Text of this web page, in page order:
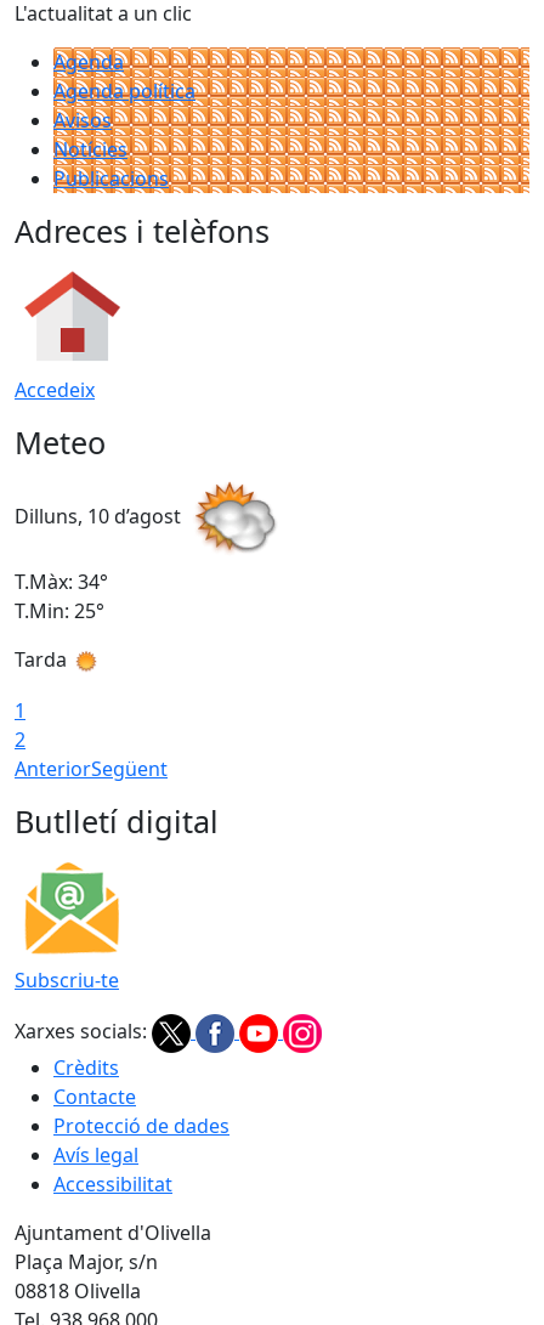
L'actualitat a un clic
Agenda
Agenda política
Avisos
Notícies
Publicacions
Adreces i telèfons
Accedeix
Meteo
Dilluns, 10 d’agost
T.Màx: 34°
T.Min: 25°
Tarda
1
2
AnteriorSegüent
Butlletí digital
Subscriu-te
Xarxes socials:
Crèdits
Contacte
Protecció de dades
Avís legal
Accessibilitat
Ajuntament d'Olivella
Plaça Major, s/n
08818 Olivella